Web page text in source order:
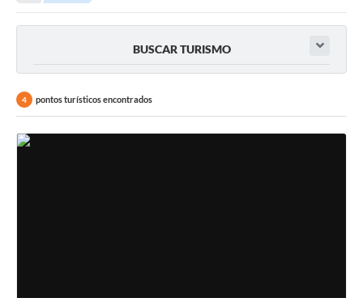
BUSCAR TURISMO
4 pontos turísticos encontrados